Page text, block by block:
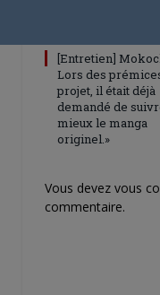
[Entretien]
Lors des
projet, il était déjà
demandé de
mieux le manga
originel.»
Vous devez vous
commentaire.